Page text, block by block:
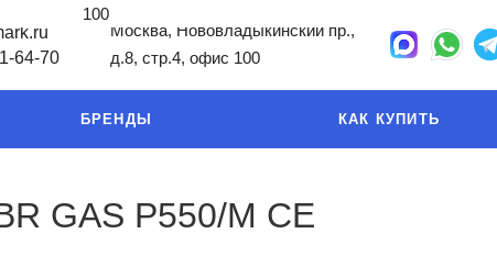
64-70
Москва, Нововладыкинский пр.,
д.8, стр.4, офис 100
БРЕНДЫ КАК КУПИТЬ
100
GAS P550/M CE